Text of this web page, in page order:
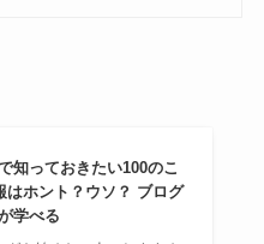
知っておきたい100のこ
はホント？ウソ？ ブログ
学べる